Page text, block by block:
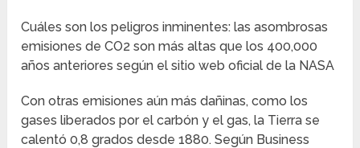
Cuáles son los peligros inminentes: las asombrosas
emisiones de CO2 son más altas que los 400,000
años anteriores según el sitio web oficial de la NASA
Con otras emisiones aún más dañinas, como los
gases liberados por el carbón y el gas, la Tierra se
calentó 0,8 grados desde 1880. Según Business